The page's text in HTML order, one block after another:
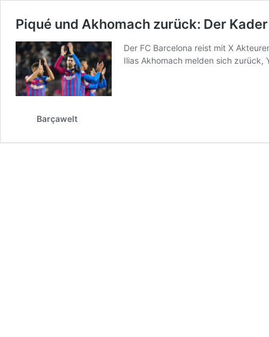
Piqué und Akhomach zurück: Der
Der FC Barcelona reist mit X
Ilias Akhomach melden sich zurück,
Barçawelt